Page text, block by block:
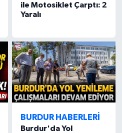
ile Motosiklet Çarptı: 2
Yaralı
BURDUR HABERLERİ
Burdur'da Yol